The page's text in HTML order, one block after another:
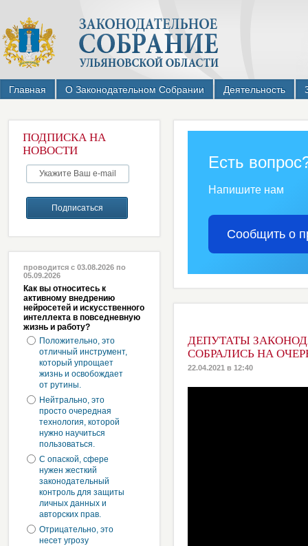
Главная О Законодательном Собрании Деятельность
ПОДПИСКА НА
НОВОСТИ
проводится с 03.08.2026 по
05.09.2026
Как вы относитесь к
активному внедрению
нейросетей и искусственного
интеллекта в повседневную
жизнь и работу?
Положительно, это
отличный инструмент,
который упрощает
жизнь и освобождает
от рутины.
Нейтрально, это
просто очередная
технология, которой
нужно научиться
пользоваться.
С опаской, сфере
нужен жесткий
законодательный
контроль для защиты
личных данных и
авторских прав.
Отрицательно, это
несет угрозу
Есть
Напишите нам
Сообщить о
ДЕПУТАТЫ
СОБРАЛИСЬ НА
22.04.2021 в 12:40